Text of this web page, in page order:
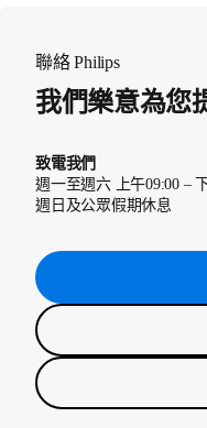
聯絡 Philips
我們樂意為您
致電我們
週一至週六 上午09:00 –
週日及公眾假期休息